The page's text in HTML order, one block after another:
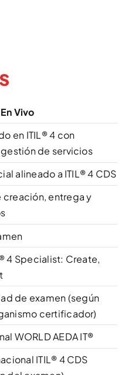
Vivo
en ITIL® 4 con
de servicios
alineado a ITIL® 4 CDS
entrega y
4 Specialist: Create,
de examen (según
certificador)
WORLD AEDA IT®
ITIL® 4 CDS